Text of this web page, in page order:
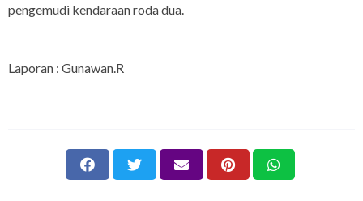
pengemudi kendaraan roda dua.
Laporan : Gunawan.R